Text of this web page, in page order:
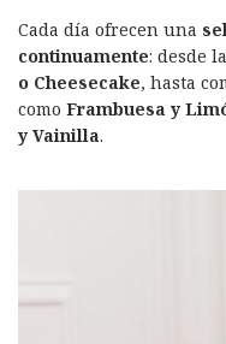
Cada día ofrecen una
continuamente: desde
o Cheesecake, hasta
como Frambuesa y
y Vainilla.